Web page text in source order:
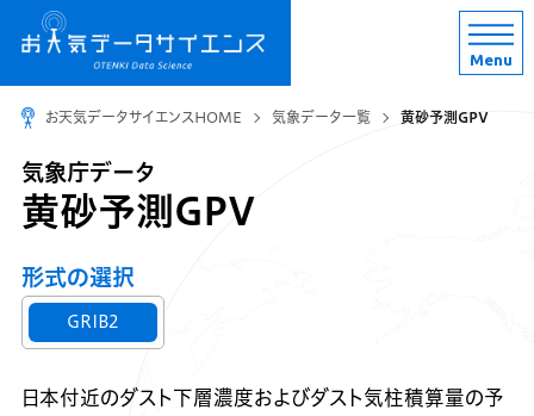
Menu
お天気データサイエンスHOME 気象データ一覧 黄砂予測GPV
気象庁データ
黄砂予測GPV
形式の選択
GRIB2
日本付近のダスト下層濃度およびダスト気柱積算量の予